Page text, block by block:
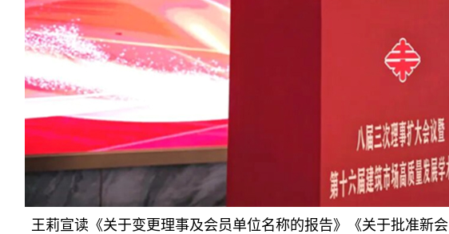
王莉宣读《关于变更理事及会员单位名称的报告》《关于批准新